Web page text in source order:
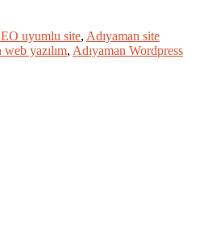
uyumlu site, Adıyaman site
web yazılım, Adıyaman Wordpress